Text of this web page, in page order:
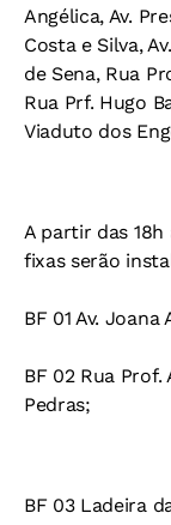
Angélica, Av.
Costa e Silva,
de Sena, Rua
Rua Prf. Hugo
Viaduto dos
A partir das
fixas serão
BF 01 Av.
BF 02 Rua
Pedras;
BF 03 Ladeira